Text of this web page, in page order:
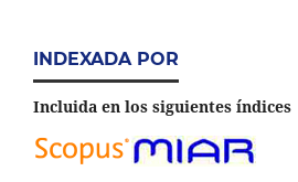
INDEXADA POR
Incluida en los siguientes índices